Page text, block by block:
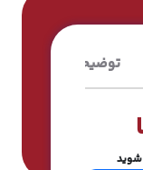
توضیحات محصول
شوید